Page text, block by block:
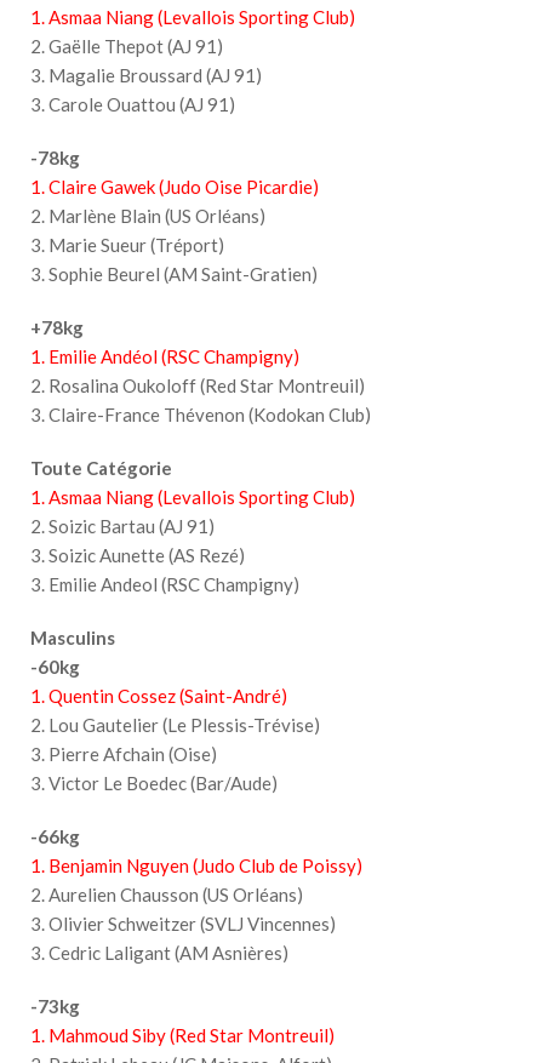
1. Asmaa Niang (Levallois Sporting Club)
2. Gaëlle Thepot (AJ 91)
3. Magalie Broussard (AJ 91)
3. Carole Ouattou (AJ 91)
-78kg
1. Claire Gawek (Judo Oise Picardie)
2. Marlène Blain (US Orléans)
3. Marie Sueur (Tréport)
3. Sophie Beurel (AM Saint-Gratien)
+78kg
1. Emilie Andéol (RSC Champigny)
2. Rosalina Oukoloff (Red Star Montreuil)
3. Claire-France Thévenon (Kodokan Club)
Toute Catégorie
1. Asmaa Niang (Levallois Sporting Club)
2. Soizic Bartau (AJ 91)
3. Soizic Aunette (AS Rezé)
3. Emilie Andeol (RSC Champigny)
Masculins
-60kg
1. Quentin Cossez (Saint-André)
2. Lou Gautelier (Le Plessis-Trévise)
3. Pierre Afchain (Oise)
3. Victor Le Boedec (Bar/Aude)
-66kg
1. Benjamin Nguyen (Judo Club de Poissy)
2. Aurelien Chausson (US Orléans)
3. Olivier Schweitzer (SVLJ Vincennes)
3. Cedric Laligant (AM Asnières)
-73kg
1. Mahmoud Siby (Red Star Montreuil)